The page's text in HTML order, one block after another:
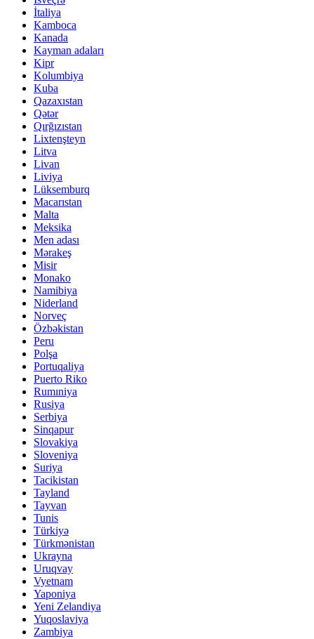
İtaliya
Kamboca
Kanada
Kayman adaları
Kipr
Kolumbiya
Kuba
Qazaxıstan
Qətər
Qırğızıstan
Lixtenşteyn
Litva
Livan
Liviya
Lüksemburq
Macarıstan
Malta
Meksika
Men adası
Mərakeş
Misir
Monako
Namibiya
Niderland
Norveç
Özbəkistan
Peru
Polşa
Portuqaliya
Puerto Riko
Rumıniya
Rusiya
Serbiya
Sinqapur
Slovakiya
Sloveniya
Suriya
Tacikistan
Tayland
Tayvan
Tunis
Türkiyə
Türkmənistan
Ukrayna
Uruqvay
Vyetnam
Yaponiya
Yeni Zelandiya
Yuqoslaviya
Zambiya